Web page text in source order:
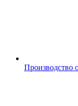
Производство